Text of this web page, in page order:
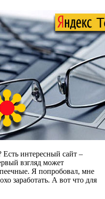
Есть интересный сайт –
взгляд может
Я попробовал, мне
заработать. А вот что для